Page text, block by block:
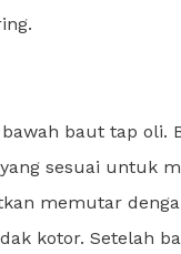
baut tap oli.
sesuai untuk
memutar
kotor. Setelah